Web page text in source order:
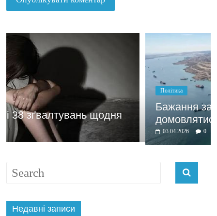
Політика
Бажання заробити мотивує
домовлятись
03.04.2026 0
Недавні записи